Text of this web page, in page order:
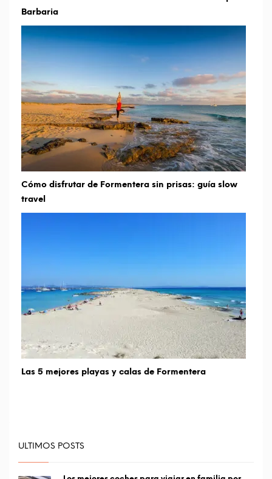
Barbaria
Cómo disfrutar de Formentera sin prisas: guía slow
travel
Las 5 mejores playas y calas de Formentera
ULTIMOS POSTS